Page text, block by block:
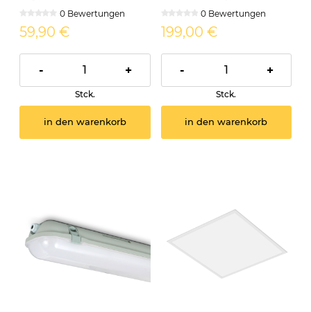
0 Bewertungen
59,90 €
- +
Stck.
in den warenkorb
0 Bewertungen
199,00 €
- +
Stck.
in den warenkorb